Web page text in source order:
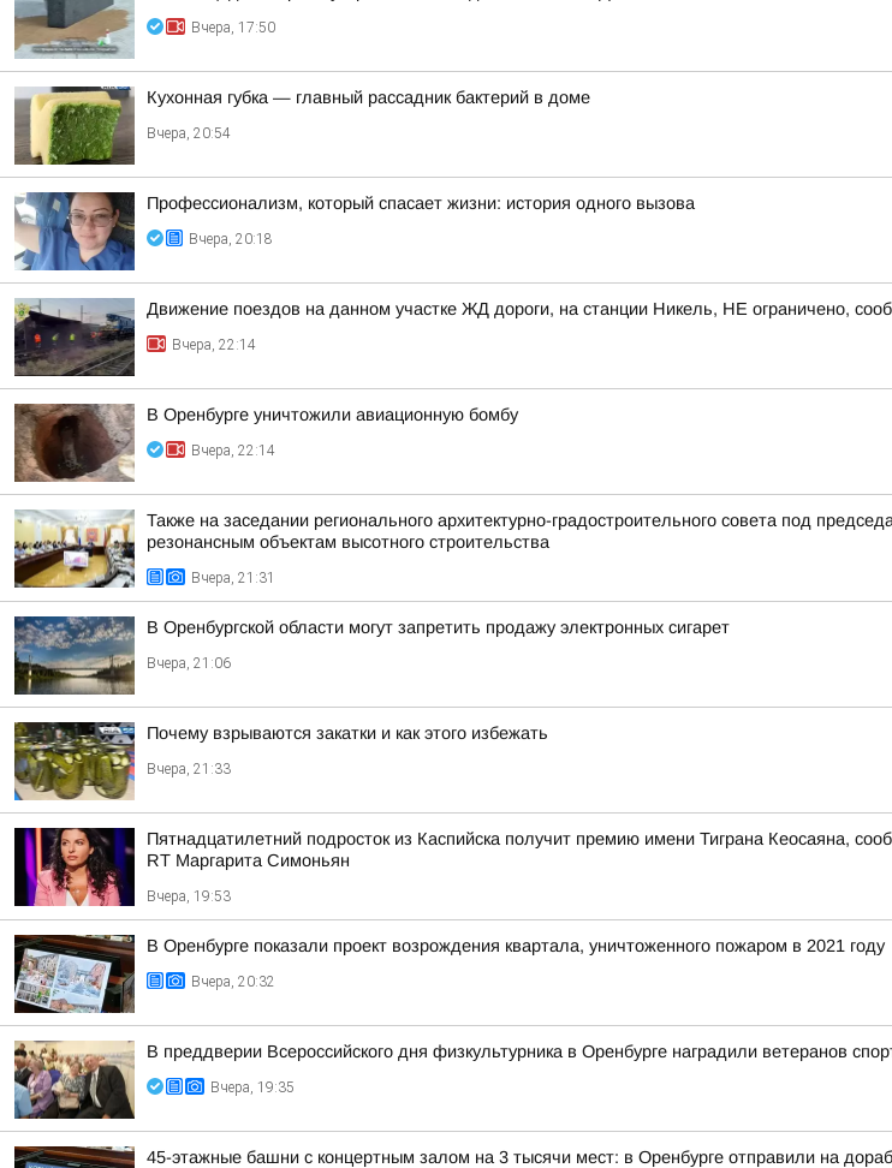
Вчера, 17:50
Кухонная губка — главный рассадник бактерий в доме
Вчера, 20:54
Профессионализм, который спасает жизни: история одного вызова
Вчера, 20:18
Движение поездов на данном участке ЖД дороги, на станции Никель, НЕ ограничено,
Вчера, 22:14
В Оренбурге уничтожили авиационную бомбу
Вчера, 22:14
Также на заседании регионального архитектурно-градостроительного совета под
резонансным объектам высотного строительства
Вчера, 21:31
В Оренбургской области могут запретить продажу электронных сигарет
Вчера, 21:06
Почему взрываются закатки и как этого избежать
Вчера, 21:33
Пятнадцатилетний подросток из Каспийска получит премию имени Тиграна Кеосаяна,
RT Маргарита Симоньян
Вчера, 19:53
В Оренбурге показали проект возрождения квартала, уничтоженного пожаром в 2021 году
Вчера, 20:32
В преддверии Всероссийского дня физкультурника в Оренбурге наградили ветеранов
Вчера, 19:35
45-этажные башни с концертным залом на 3 тысячи мест: в Оренбурге отправили на